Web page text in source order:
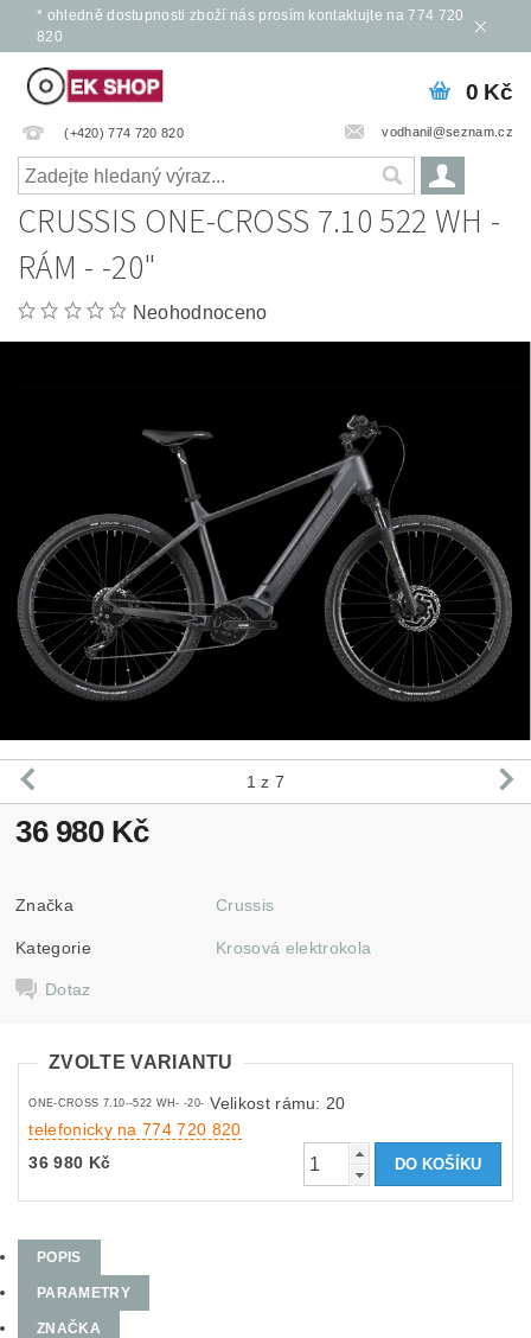
* ohledně dostupnosti zboží nás prosím kontaktujte na 774 720
820
(+420) 774 720 820 vodhanil@seznam.cz
0 Kč
CRUSSIS ONE-CROSS 7.10 522 WH -
RÁM - -20"
Neohodnoceno
1 z 7
36 980 Kč
Značka Crussis
Kategorie Krosová elektrokola
Dotaz
ZVOLTE VARIANTU
ONE-CROSS 7.10--522 WH- -20- Velikost rámu: 20
telefonicky na 774 720 820
36 980 Kč
POPIS
PARAMETRY
ZNAČKA